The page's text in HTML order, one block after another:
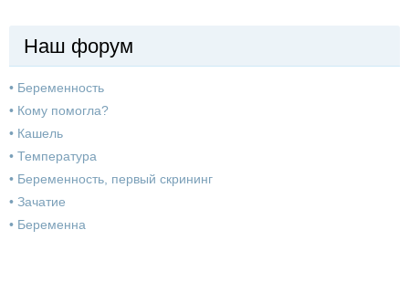
Наш форум
• Беременность
• Кому помогла?
• Кашель
• Температура
• Беременность, первый скрининг
• Зачатие
• Беременна